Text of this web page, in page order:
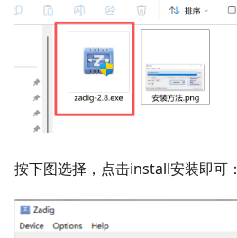
按下图选择，点击install安装即可：